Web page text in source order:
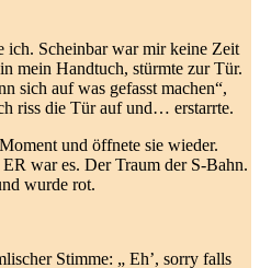
Scheinbar war mir keine Zeit
mein Handtuch, stürmte zur Tür.
sich auf was gefasst machen“,
riss die Tür auf und… erstarrte.
und öffnete sie wieder.
war es. Der Traum der S-Bahn.
wurde rot.
Stimme: „ Eh’, sorry falls